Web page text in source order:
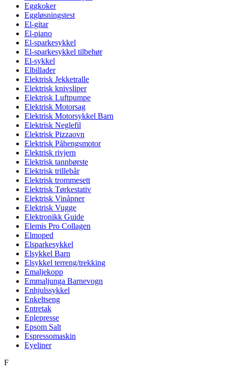
Eggkoker
Eggløsningstest
El-gitar
El-piano
El-sparkesykkel
El-sparkesykkel tilbehør
El-sykkel
Elbillader
Elektrisk Jekketralle
Elektrisk knivsliper
Elektrisk Luftpumpe
Elektrisk Motorsag
Elektrisk Motorsykkel Barn
Elektrisk Neglefil
Elektrisk Pizzaovn
Elektrisk Påhengsmotor
Elektrisk rivjern
Elektrisk tannbørste
Elektrisk trillebår
Elektrisk trommesett
Elektrisk Tørkestativ
Elektrisk Vinåpner
Elektrisk Vugge
Elektronikk Guide
Elemis Pro Collagen
Elmoped
Elsparkesykkel
Elsykkel Barn
Elsykkel terreng/trekking
Emaljekopp
Emmaljunga Barnevogn
Enhjulssykkel
Enkeltseng
Entretak
Eplepresse
Epsom Salt
Espressomaskin
Eyeliner
F